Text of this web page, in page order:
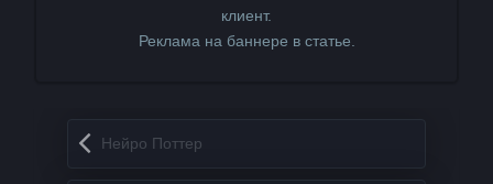
клиент.
Реклама на баннере в статье.
Запись навигация
Нейро Поттер